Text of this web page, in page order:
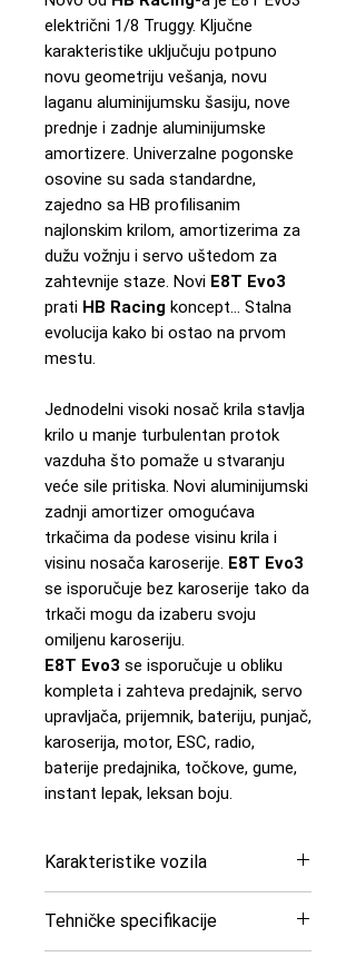
električni 1/8 Truggy. Ključne
karakteristike uključuju potpuno
novu geometriju vešanja, novu
laganu aluminijumsku šasiju, nove
prednje i zadnje aluminijumske
amortizere. Univerzalne pogonske
osovine su sada standardne,
zajedno sa HB profilisanim
najlonskim krilom, amortizerima za
dužu vožnju i servo uštedom za
zahtevnije staze. Novi E8T Evo3
prati HB Racing koncept... Stalna
evolucija kako bi ostao na prvom
mestu.
Jednodelni visoki nosač krila stavlja
krilo u manje turbulentan protok
vazduha što pomaže u stvaranju
veće sile pritiska. Novi aluminijumski
zadnji amortizer omogućava
trkačima da podese visinu krila i
visinu nosača karoserije. E8T Evo3
se isporučuje bez karoserije tako da
trkači mogu da izaberu svoju
omiljenu karoseriju.
E8T Evo3 se isporučuje u obliku
kompleta i zahteva predajnik, servo
upravljača, prijemnik, bateriju, punjač,
karoserija, motor, ESC, radio,
baterije predajnika, točkove, gume,
instant lepak, leksan boju.
Karakteristike vozila
Tip vozila: Truggy
Tehničke specifikacije